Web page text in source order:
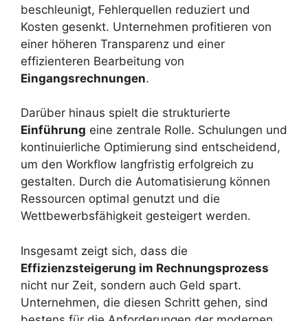
beschleunigt, Fehlerquellen reduziert und
Kosten gesenkt. Unternehmen profitieren von
einer höheren Transparenz und einer
effizienteren Bearbeitung von
Eingangsrechnungen.
Darüber hinaus spielt die strukturierte
Einführung eine zentrale Rolle. Schulungen und
kontinuierliche Optimierung sind entscheidend,
um den Workflow langfristig erfolgreich zu
gestalten. Durch die Automatisierung können
Ressourcen optimal genutzt und die
Wettbewerbsfähigkeit gesteigert werden.
Insgesamt zeigt sich, dass die
Effizienzsteigerung im Rechnungsprozess
nicht nur Zeit, sondern auch Geld spart.
Unternehmen, die diesen Schritt gehen, sind